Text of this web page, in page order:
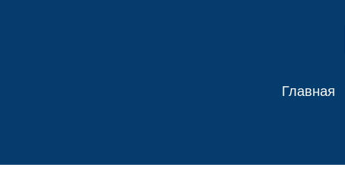
Главная